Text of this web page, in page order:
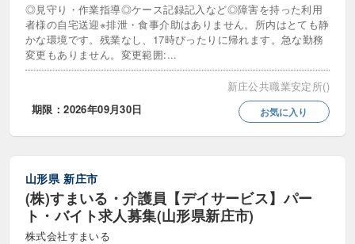
訪問入浴 訪問看護 重度訪問介護
施設・通所サービス
グループホーム（共同生活介護）
ショートステイ（短期入所生活・療養介護）
デイケア（通所リハビリテーション）
◎見守り・作業指導◎ケース記録記入など◎障害を持った利用
者様の自宅送迎※排泄・食事介助はありません。所内はとても静
かな環境です。残業なし、17時ぴったりに帰れます。急な勤務
変更もありません。変更範囲:...
新庄公共職業安定所()
期限：2026年09月30日
お気に入り
山形県 新庄市
(株)すまいる・介護員【デイサービス】パー
ト・バイト求人募集(山形県新庄市)
株式会社すまいる